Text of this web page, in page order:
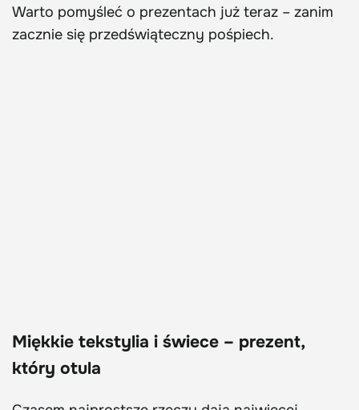
Warto pomyśleć o prezentach już teraz – zanim
zacznie się przedświąteczny pośpiech.
Miękkie tekstylia i świece – prezent,
który otula